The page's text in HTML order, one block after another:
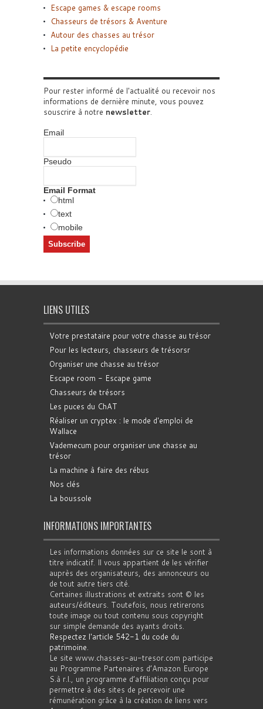
Escape games & escape rooms
Chasseurs de trésors & Aventure
Autour des chasses au trésor
La petite encyclopédie
Pour rester informé de l'actualité ou recevoir nos
informations de dernière minute, vous pouvez
souscrire à notre newsletter.
Email
Pseudo
Email Format
html
text
mobile
LIENS UTILES
Votre prestataire pour votre chasse au trésor
Pour les lecteurs, chasseurs de trésorsr
Organiser une chasse au trésor
Escape room - Escape game
Chasseurs de trésors
Les puces du ChAT
Réaliser un cryptex : le mode d'emploi de
Wallace
Vademecum pour organiser une chasse au
trésor
La machine à faire des rébus
Nos clés
La boussole
INFORMATIONS IMPORTANTES
Les informations données sur ce site le sont à
titre indicatif. Il vous appartient de les vérifier
auprès des organisateurs, des annonceurs ou
de tout autre tiers cité.
Certaines illustrations et extraits sont © les
auteurs/éditeurs. Toutefois, nous retirerons
toute image ou tout contenu sous copyright
sur simple demande des ayants droits.
Respectez l'article 542-1 du code du
patrimoine.
Le site www.chasses-au-tresor.com participe
au Programme Partenaires d’Amazon Europe
S.à r.l., un programme d’affiliation conçu pour
permettre à des sites de percevoir une
rémunération grâce à la création de liens vers